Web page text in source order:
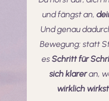
und fängst an,
Und genau
Bewegung: statt
esSchritt für
sich klareran,
wirklich